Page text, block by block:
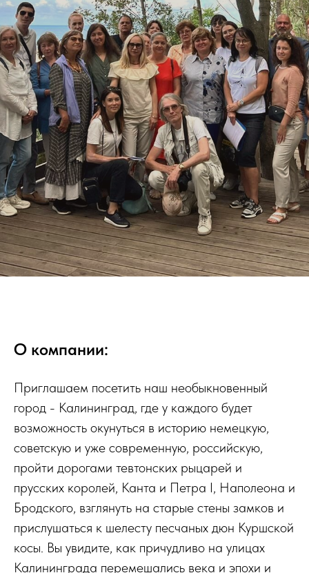
О компании:
Приглашаем посетить наш необыкновенный
город - Калининград, где у каждого будет
возможность окунуться в историю немецкую,
советскую и уже современную, российскую,
пройти дорогами тевтонских рыцарей и
прусских королей, Канта и Петра I, Наполеона и
Бродского, взглянуть на старые стены замков и
прислушаться к шелесту песчаных дюн Куршской
косы. Вы увидите, как причудливо на улицах
Калининграда перемешались века и эпохи и